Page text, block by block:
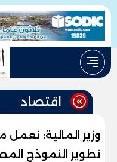
اقتصاد
وزير المالية: نعمل
تطوير النموذج